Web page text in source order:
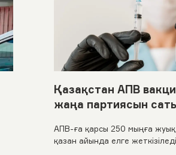
Қазақстан АПВ
жаңа партиясын
АПВ-ға қарсы 250 мыңға
қазан айында елге жеткізіледі.